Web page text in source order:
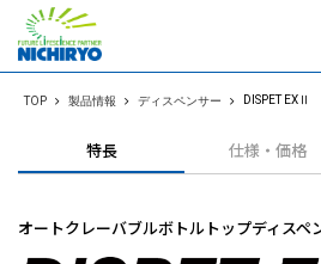
TOP 製品情報 ディスペンサー DISPET EXⅡ
特長 仕様・価格
オートクレーバブルボトルトップディスペ